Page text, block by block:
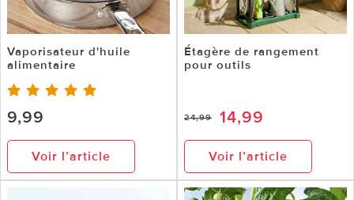
Vaporisateur d'huile
alimentaire
9,99
Voir l’article
Étagère de rangement
pour outils
24,99 14,99
Voir l’article